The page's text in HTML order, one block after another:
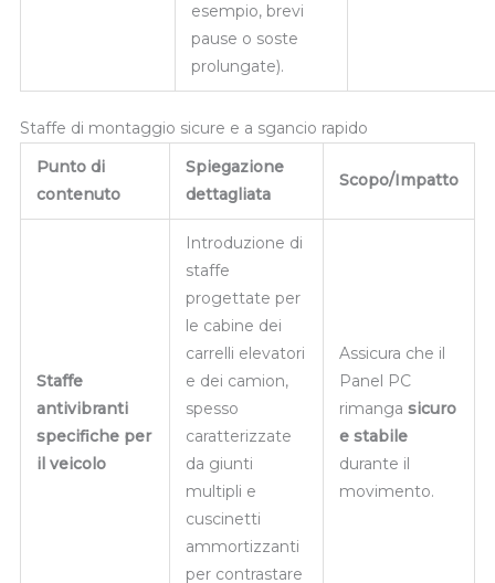
esempio, brevi
pause o soste
prolungate).
Staffe di montaggio sicure e a sgancio rapido
Punto di
contenuto
Spiegazione
dettagliata
Scopo/Impatto
Staffe
antivibranti
specifiche per
il veicolo
Introduzione di
staffe
progettate per
le cabine dei
carrelli elevatori
e dei camion,
spesso
caratterizzate
da giunti
multipli e
cuscinetti
ammortizzanti
per contrastare
Assicura che il
Panel PC
rimanga sicuro
e stabile
durante il
movimento.